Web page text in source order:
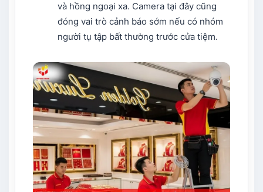
và hồng ngoại xa. Camera tại đây cũng
đóng vai trò cảnh báo sớm nếu có nhóm
người tụ tập bất thường trước cửa tiệm.